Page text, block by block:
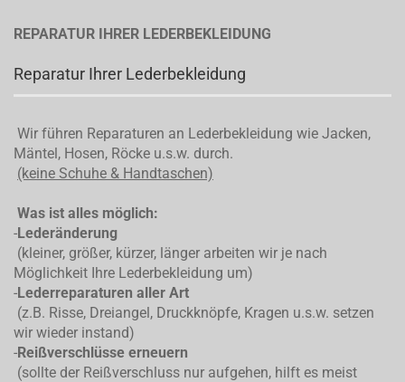
REPARATUR IHRER LEDERBEKLEIDUNG
Reparatur Ihrer Lederbekleidung
Wir führen Reparaturen an Lederbekleidung wie Jacken,
Mäntel, Hosen, Röcke u.s.w. durch.
(keine Schuhe & Handtaschen)
Was ist alles möglich:
-Lederänderung
(kleiner, größer, kürzer, länger arbeiten wir je nach
Möglichkeit Ihre Lederbekleidung um)
-Lederreparaturen aller Art
(z.B. Risse, Dreiangel, Druckknöpfe, Kragen u.s.w. setzen
wir wieder instand)
-Reißverschlüsse erneuern
(sollte der Reißverschluss nur aufgehen, hilft es meist